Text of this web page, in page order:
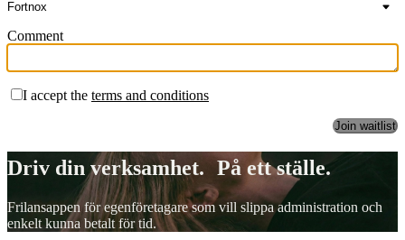
Comment
I accept the terms and conditions
Driv din verksamhet. På ett ställe.
Frilansappen för egenföretagare som vill slippa administration och
enkelt kunna betalt för tid.